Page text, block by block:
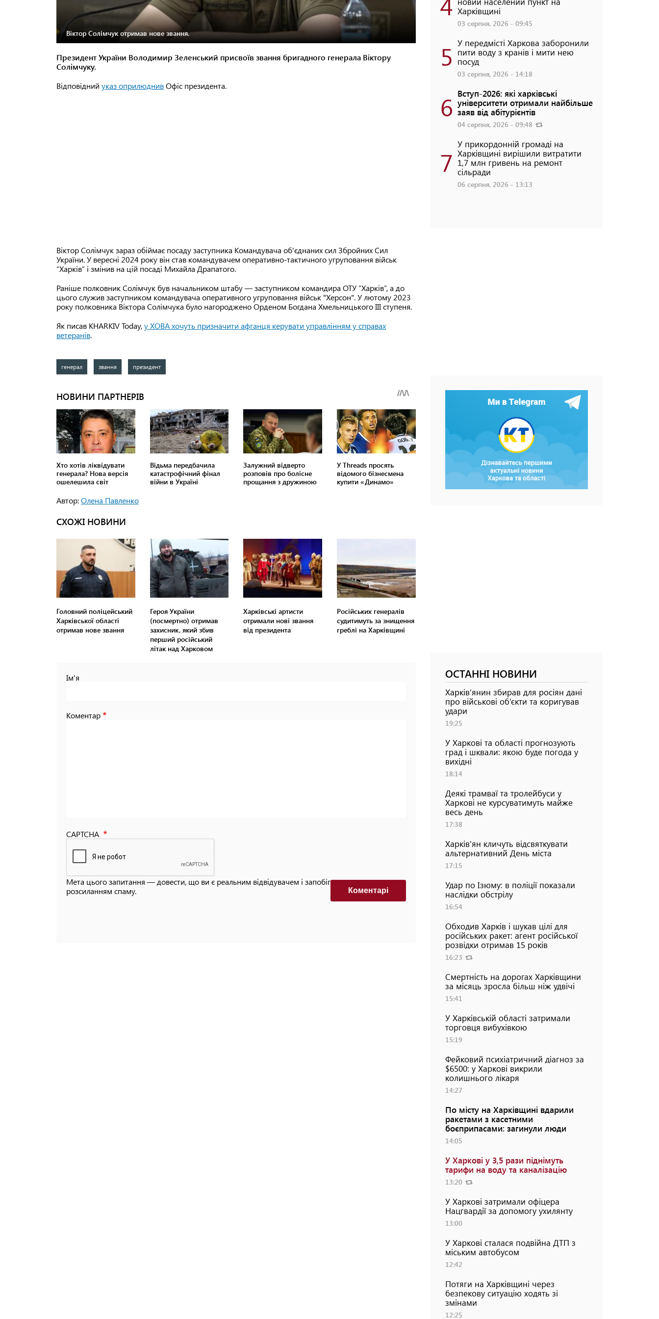
Віктор Солімчук отримав нове звання.
Президент України Володимир Зеленський присвоїв звання бригадного генерала Віктору
Солімчуку.
Відповідний указ оприлюднивОфіс президента.
Віктор Солімчук зараз обіймає посаду заступника Командувача об'єднаних сил Збройних Сил
України. У вересні 2024 року він став командувачем оперативно-тактичного угруповання військ
“Харків” і змінив на цій посаді Михайла Драпатого.
Раніше полковник Солімчук був начальником штабу — заступником командира ОТУ “Харків”, а до
цього служив заступником командувача оперативного угруповання військ "Херсон". У лютому 2023
року полковника Віктора Солімчука було нагороджено Орденом Богдана Хмельницького III ступеня.
Як писав KHARKIV Today,у ХОВА хочуть призначити афганця керувати управлінням у справах
ветеранів.
генерал звання президент
Автор:Олена Павленко
СХОЖІ НОВИНИ
Головний поліцейський
Харківської області
отримав нове звання
Героя України
(посмертно) отримав
захисник, який збив
перший російський
літак над Харковом
Харківські артисти
отримали нові звання
від президента
Російських генералів
судитимуть за знищення
греблі на Харківщині
Ім'я
Коментар
CAPTCHA
Мета цього запитання — довести, що ви є реальним відвідувачем і запобігти автоматизованим
розсиланням спаму.
Коментарi
Харківщині
03 серпня, 2026 - 09:45
5 У передмісті Харкова заборонили
пити воду з кранів і мити нею
посуд
03 серпня, 2026 - 14:18
6 Вступ-2026: які харківські
університети отримали найбільше
заяв від абітурієнтів
04 серпня, 2026 - 09:48
7
У прикордонній громаді на
Харківщині вирішили витратити
1,7 млн гривень на ремонт
сільради
06 серпня, 2026 - 13:13
ОСТАННІ НОВИНИ
Харків’янин збирав для росіян дані
про військові об’єкти та коригував
удари
19:25
У Харкові та області прогнозують
град і шквали: якою буде погода у
вихідні
18:14
Деякі трамваї та тролейбуси у
Харкові не курсуватимуть майже
весь день
17:38
Харків'ян кличуть відсвяткувати
альтернативний День міста
17:15
Удар по Ізюму: в поліції показали
наслідки обстрілу
16:54
Обходив Харків і шукав цілі для
російських ракет: агент російської
розвідки отримав 15 років
16:23
Смертність на дорогах Харківщини
за місяць зросла більш ніж удвічі
15:41
У Харківській області затримали
торговця вибухівкою
15:19
Фейковий психіатричний діагноз за
$6500: у Харкові викрили
колишнього лікаря
14:27
По місту на Харківщині вдарили
ракетами з касетними
боєприпасами: загинули люди
14:05
У Харкові у 3,5 рази піднімуть
тарифи на воду та каналізацію
13:20
У Харкові затримали офіцера
Нацгвардії за допомогу ухилянту
13:00
У Харкові сталася подвійна ДТП з
міським автобусом
12:42
Потяги на Харківщині через
безпекову ситуацію ходять зі
змінами
12:25